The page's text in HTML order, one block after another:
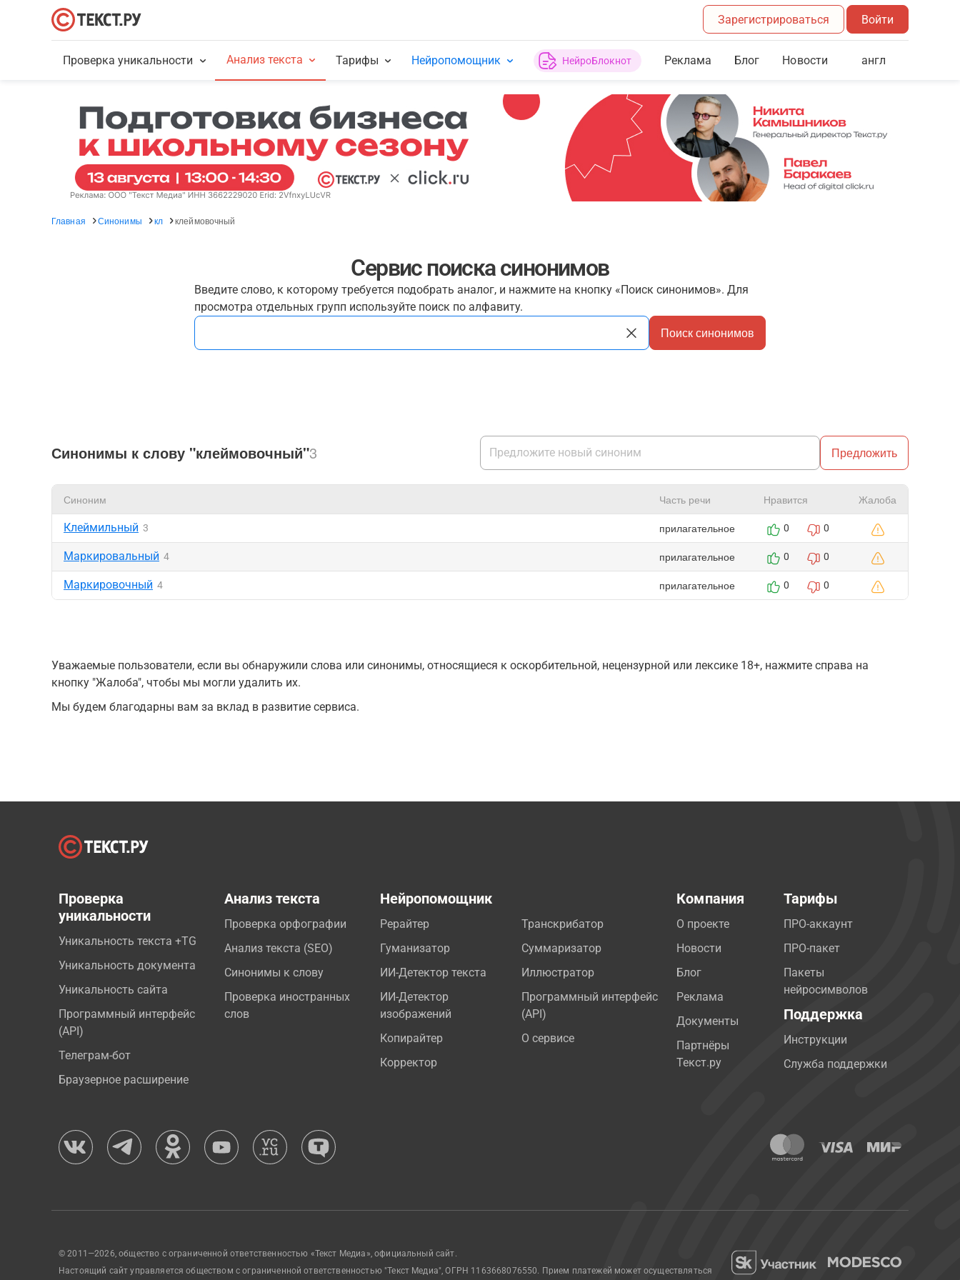
Зарегистрироваться Войти
Проверка уникальности Анализ текста Тарифы Нейропомощник НейроБлокнот Реклама Блог Новости англ
Главная Синонимы кл клеймовочный
Сервис поиска синонимов
Введите слово, к которому требуется подобрать аналог, и нажмите на кнопку «Поиск синонимов». Для
просмотра отдельных групп используйте поиск по алфавиту.
Поиск синонимов
Синонимы к слову "клеймовочный"3 Предложить
Синоним Часть речи Нравится Жалоба
Клеймильный 3 прилагательное 0 0
Маркировальный 4 прилагательное 0 0
Маркировочный 4 прилагательное 0 0
Уважаемые пользователи, если вы обнаружили слова или синонимы, относящиеся к оскорбительной, нецензурной или лексике 18+, нажмите справа на
кнопку "Жалоба", чтобы мы могли удалить их.
Мы будем благодарны вам за вклад в развитие сервиса.
Проверка
уникальности
Уникальность текста +TG
Уникальность документа
Уникальность сайта
Программный интерфейс
(API)
Телеграм-бот
Браузерное расширение
Анализ текста
Проверка орфографии
Анализ текста (SEO)
Синонимы к слову
Проверка иностранных
слов
Нейропомощник
Рерайтер
Гуманизатор
ИИ-Детектор текста
ИИ-Детектор
изображений
Копирайтер
Корректор
Транскрибатор
Суммаризатор
Иллюстратор
Программный интерфейс
(API)
О сервисе
Компания
О проекте
Новости
Блог
Реклама
Документы
Партнёры
Текст.ру
Тарифы
ПРО-аккаунт
ПРО-пакет
Пакеты
нейросимволов
Поддержка
Инструкции
Служба поддержки
© 2011—2026, общество с ограниченной ответственностью «Текст Медиа», официальный сайт.
Настоящий сайт управляется обществом с ограниченной ответственностью "Текст Медиа", ОГРН 1163668076550. Прием платежей может осуществляться